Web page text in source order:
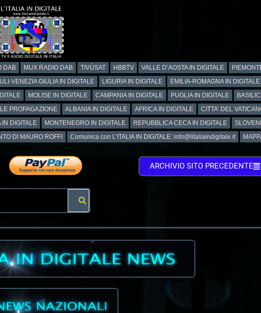
DAB MUX RADIO DAB TIVÙSAT HBBTV VALLE D’AOSTA IN DIGITALE
VENEZIA GIULIA IN DIGITALE LIGURIA IN DIGITALE EMILIA-ROMAGNA IN DIGITALE
MOLISE IN DIGITALE CAMPANIA IN DIGITALE PUGLIA IN DIGITALE
PROPAGAZIONE ALBANIA IN DIGITALE AFRICA IN DIGITALE
CITTA’ DEL
IN DIGITALE MONTENEGRO IN DIGITALE REPUBBLICA CECA IN DIGITALE
DI MAURO ROFFI Comunica con L’ITALIA IN DIGITALE: info@litaliaindigitale.it
ARCHIVIO SITO PRECEDENTE